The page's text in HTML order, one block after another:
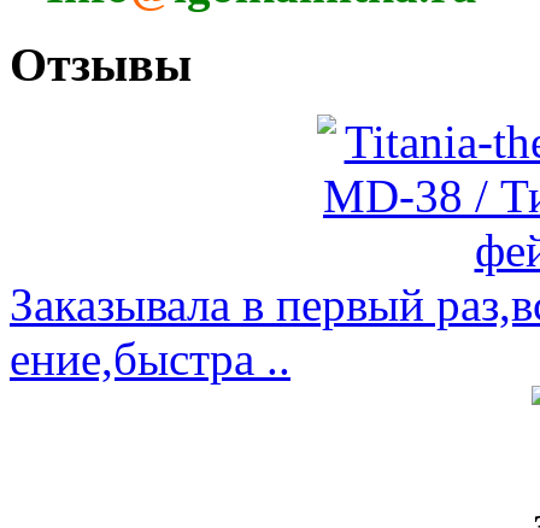
Отзывы
Заказывала в первый
ение,быстра ..